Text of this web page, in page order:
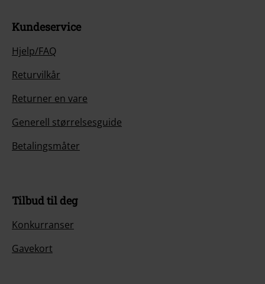
Kundeservice
Hjelp/FAQ
Returvilkår
Returner en vare
Generell størrelsesguide
Betalingsmåter
Tilbud til deg
Konkurranser
Gavekort